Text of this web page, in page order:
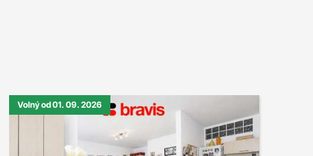
Volný od 01. 09. 2026